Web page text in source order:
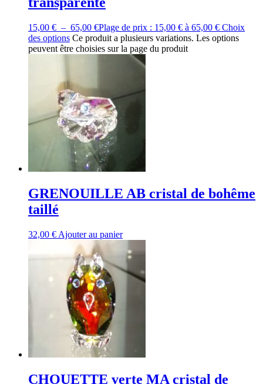
15,00 € – 65,00 €Plage de prix : 15,00 € à 65,00 € Choix
des options Ce produit a plusieurs variations. Les options
peuvent être choisies sur la page du produit
GRENOUILLE AB cristal de bohême
taillé
32,00 € Ajouter au panier
CHOUETTE verte MA cristal de